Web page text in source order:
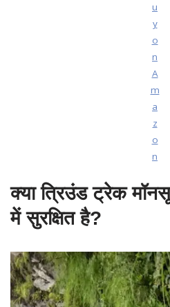
u
y
o
n
A
m
a
z
o
n
क्या त्रिउंड ट्रेक
में सुरक्षित है?